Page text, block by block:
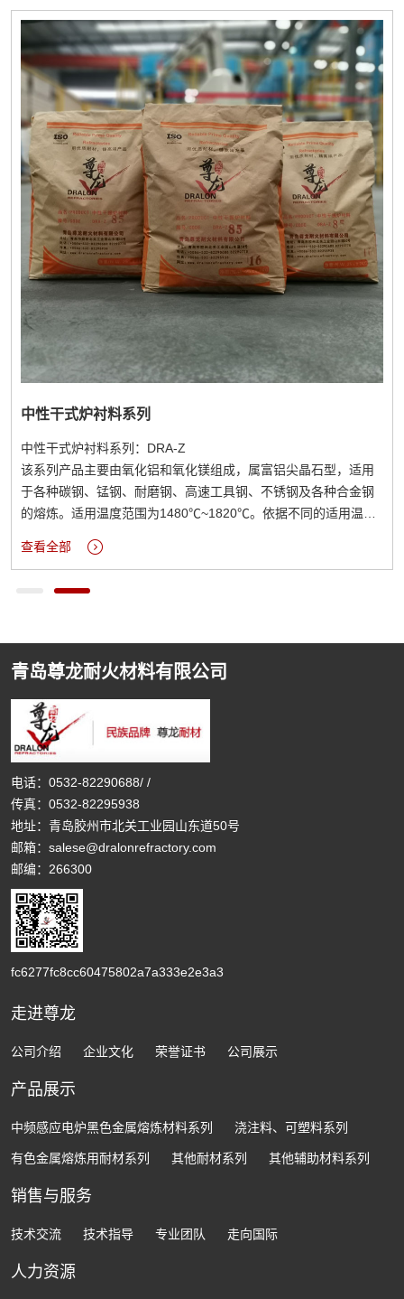
中性干式炉衬料系列
中性干式炉衬料系列：DRA-Z
该系列产品主要由氧化铝和氧化镁组成，属富铝尖晶石型，适用
于各种碳钢、锰钢、耐磨钢、高速工具钢、不锈钢及各种合金钢
的熔炼。适用温度范围为1480℃~1820℃。依据不同的适用温
查看全部
青岛尊龙耐火材料有限公司
电话： 0532-82290688/ /
传真：0532-82295938
地址：青岛胶州市北关工业园山东道50号
邮箱： salese@dralonrefractory.com
邮编：266300
fc6277fc8cc60475802a7a333e2e3a3
走进尊龙
公司介绍 企业文化 荣誉证书 公司展示
产品展示
中频感应电炉黑色金属熔炼材料系列 浇注料、可塑料系列
有色金属熔炼用耐材系列 其他耐材系列 其他辅助材料系列
销售与服务
技术交流 技术指导 专业团队 走向国际
人力资源